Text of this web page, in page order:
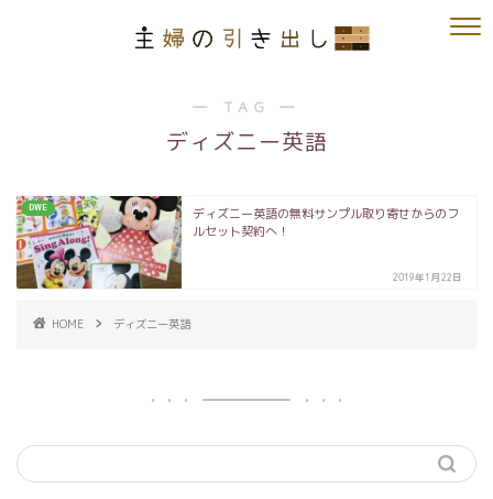
― TAG ―
ディズニー英語
DWE
ディズニー英語の無料サンプル取り寄せからのフ
ルセット契約へ！
2019年1月22日
HOME ディズニー英語